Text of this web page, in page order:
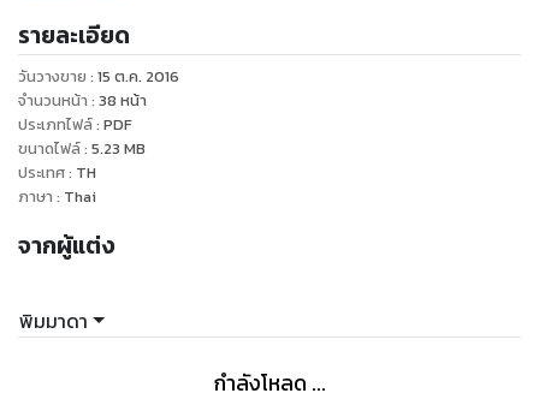
ดังนั้น จึงเหมาะอย่างยิ่งที่จะใช้อ่านเป็นไอเดียในการเริ่มต้นขายผัด
ไทยในหลาย ๆ สไตล์ เพื่อเป็นอาชีพหรือจะใช้เป็นไอเดียในการทำ
รายละเอียด
วันวางขาย : 15 ต.ค. 2016
จำนวนหน้า : 38 หน้า
ประเภทไฟล์: PDF
ขนาดไฟล์: 5.23 MB
ประเทศ: TH
ภาษา : Thai
จากผู้แต่ง
พิมมาดา
กำลังโหลด ...